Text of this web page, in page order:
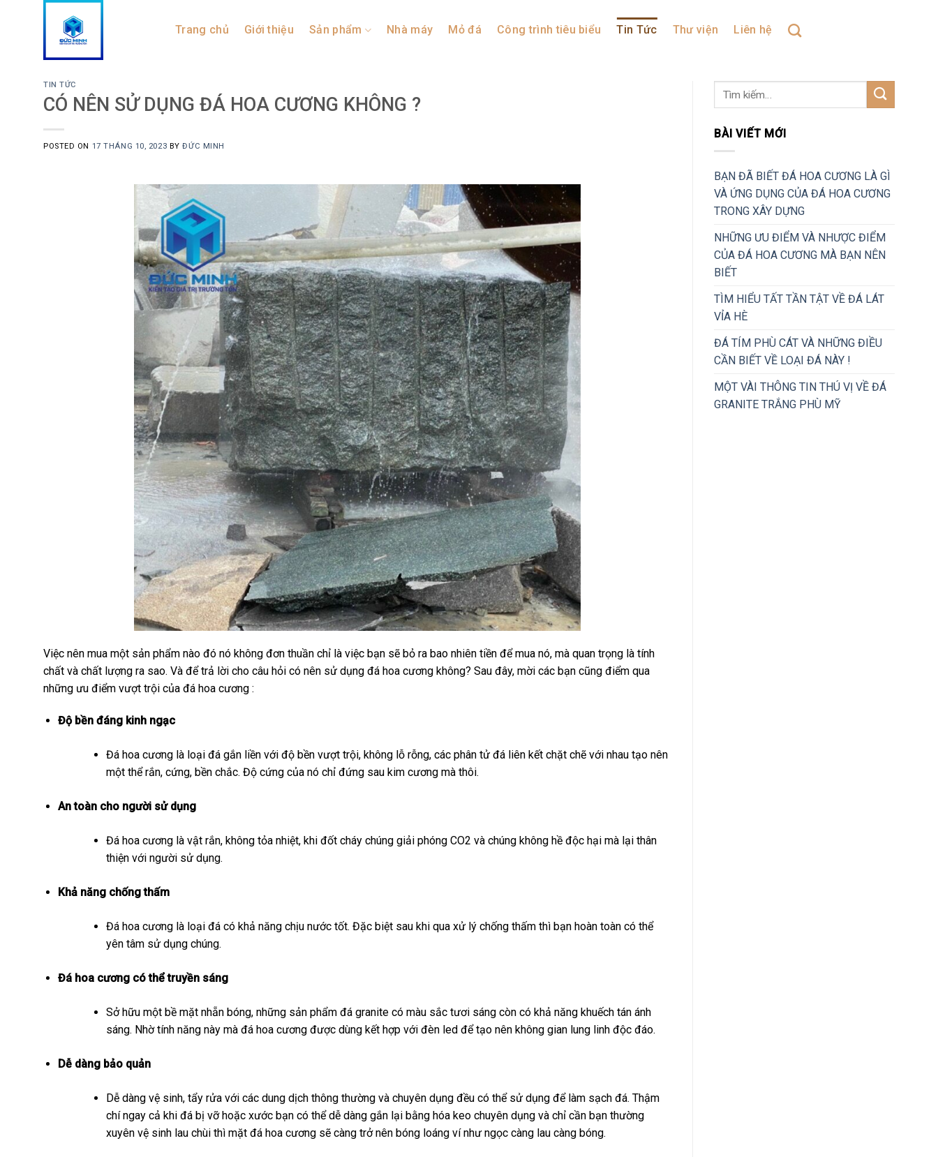
Trang chủ Giới thiệu Sản phẩm Nhà máy Mỏ đá Công trình tiêu biểu Tin Tức Thư viện Liên hệ
TIN TỨC
CÓ NÊN SỬ DỤNG ĐÁ HOA CƯƠNG KHÔNG ?
POSTED ON 17 THÁNG 10, 2023 BYĐỨC MINH
Việc nên mua một sản phẩm nào đó nó không đơn thuần chỉ là việc bạn sẽ bỏ ra bao nhiên tiền để mua nó, mà quan trọng là tính
chất và chất lượng ra sao. Và để trả lời cho câu hỏi có nên sử dụng đá hoa cương không? Sau đây, mời các bạn cũng điểm qua
những ưu điểm vượt trội của đá hoa cương :
Độ bền đáng kinh ngạc
Đá hoa cương là loại đá gắn liền với độ bền vượt trội, không lỗ rỗng, các phân tử đá liên kết chặt chẽ với nhau tạo nên
một thể rắn, cứng, bền chắc. Độ cứng của nó chỉ đứng sau kim cương mà thôi.
An toàn cho người sử dụng
Đá hoa cương là vật rắn, không tỏa nhiệt, khi đốt cháy chúng giải phóng CO2 và chúng không hề độc hại mà lại thân
thiện với người sử dụng.
Khả năng chống thấm
Đá hoa cương là loại đá có khả năng chịu nước tốt. Đặc biệt sau khi qua xử lý chống thấm thì bạn hoàn toàn có thể
yên tâm sử dụng chúng.
Đá hoa cương có thể truyền sáng
Sở hữu một bề mặt nhẵn bóng, những sản phẩm đá granite có màu sắc tươi sáng còn có khả năng khuếch tán ánh
sáng. Nhờ tính năng này mà đá hoa cương được dùng kết hợp với đèn led để tạo nên không gian lung linh độc đáo.
Dễ dàng bảo quản
Dễ dàng vệ sinh, tẩy rửa với các dung dịch thông thường và chuyên dụng đều có thể sử dụng để làm sạch đá. Thậm
chí ngay cả khi đá bị vỡ hoặc xước bạn có thể dễ dàng gắn lại bằng hóa keo chuyên dụng và chỉ cần bạn thường
xuyên vệ sinh lau chùi thì mặt đá hoa cương sẽ càng trở nên bóng loáng ví như ngọc càng lau càng bóng.
BÀI VIẾT MỚI
BẠN ĐÃ BIẾT ĐÁ HOA CƯƠNG LÀ GÌ
VÀ ỨNG DỤNG CỦA ĐÁ HOA CƯƠNG
TRONG XÂY DỰNG
NHỮNG ƯU ĐIỂM VÀ NHƯỢC ĐIỂM
CỦA ĐÁ HOA CƯƠNG MÀ BẠN NÊN
BIẾT
TÌM HIỂU TẤT TẦN TẬT VỀ ĐÁ LÁT
VỈA HÈ
ĐÁ TÍM PHÙ CÁT VÀ NHỮNG ĐIỀU
CẦN BIẾT VỀ LOẠI ĐÁ NÀY !
MỘT VÀI THÔNG TIN THÚ VỊ VỀ ĐÁ
GRANITE TRẮNG PHÙ MỸ